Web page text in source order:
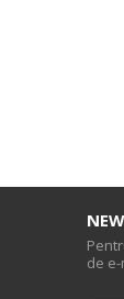
de